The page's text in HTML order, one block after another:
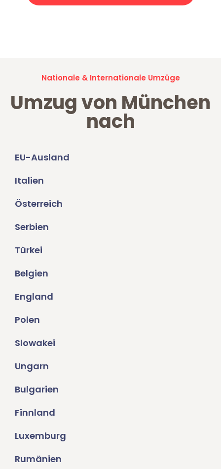
Nationale & Internationale Umzüge
Umzug von München
nach
EU-Ausland
Italien
Österreich
Serbien
Türkei
Belgien
England
Polen
Slowakei
Ungarn
Bulgarien
Finnland
Luxemburg
Rumänien